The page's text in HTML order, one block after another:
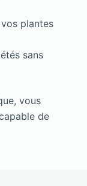
plantes
sans
vous
de